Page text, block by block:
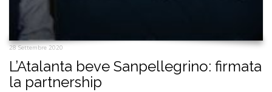
28 Settembre 2020
L’Atalanta beve Sanpellegrino: firmata
la partnership